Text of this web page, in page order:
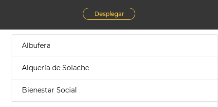
Desplegar
Albufera
Alquería de Solache
Bienestar Social